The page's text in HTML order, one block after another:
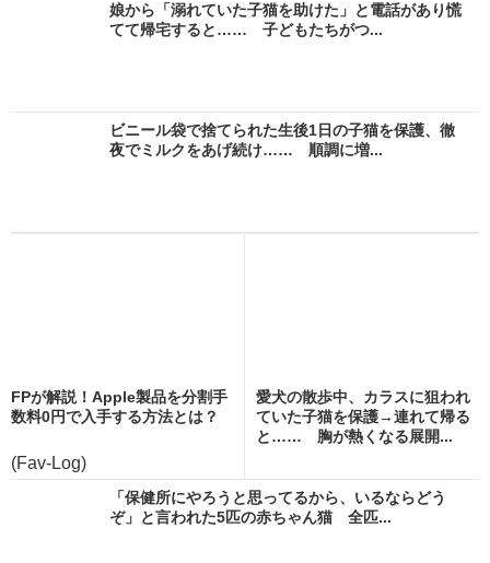
娘から「溺れていた子猫を助けた」と電話があり慌
てて帰宅すると…… 子どもたちがつ...
ビニール袋で捨てられた生後1日の子猫を保護、徹
夜でミルクをあげ続け…… 順調に増...
FPが解説！Apple製品を分割手
数料0円で入手する方法とは？
(Fav-Log)
愛犬の散歩中、カラスに狙われ
ていた子猫を保護→連れて帰る
と…… 胸が熱くなる展開...
「保健所にやろうと思ってるから、いるならどう
ぞ」と言われた5匹の赤ちゃん猫 全匹...